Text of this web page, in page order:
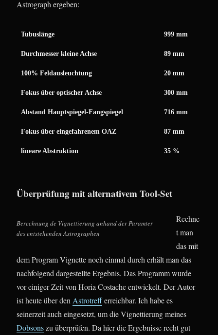
Astrograph ergeben:
Tubuslänge 999 mm
Durchmesser kleine Achse 89 mm
100% Feldausleuchtung 20 mm
Fokus über optischer Achse 300 mm
Abstand Hauptspiegel-Fangspiegel 716 mm
Fokus über eingefahrenem OAZ 87 mm
lineare Abstruktion 35 %
Überprüfung mit alternativem Tool-Set
Berechnung de Vignettierung anhand der Paramter
des entstehenden Astrographen
Rechne
t man
das mit
dem Program Vignette noch einmal durch erhält man das
nachfolgend dargestellte Ergebnis. Das Programm wurde
vor einiger Zeit von Horia Costache entwickelt. Der Autor
ist heute über den Astrotrefferreichbar. Ich habe es
seinerzeit auch eingesetzt, um die Vignettierung meines
Dobsonszu überprüfen. Da hier die Ergebnisse recht gut